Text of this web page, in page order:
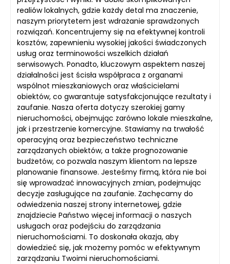
realiów lokalnych, gdzie każdy detal ma znaczenie,
naszym priorytetem jest wdrażanie sprawdzonych
rozwiązań. Koncentrujemy się na efektywnej kontroli
kosztów, zapewnieniu wysokiej jakości świadczonych
usług oraz terminowości wszelkich działań
serwisowych. Ponadto, kluczowym aspektem naszej
działalności jest ścisła współpraca z organami
wspólnot mieszkaniowych oraz właścicielami
obiektów, co gwarantuje satysfakcjonujące rezultaty i
zaufanie. Nasza oferta dotyczy szerokiej gamy
nieruchomości, obejmując zarówno lokale mieszkalne,
jak i przestrzenie komercyjne. Stawiamy na trwałość
operacyjną oraz bezpieczeństwo techniczne
zarządzanych obiektów, a także prognozowanie
budżetów, co pozwala naszym klientom na lepsze
planowanie finansowe. Jesteśmy firmą, która nie boi
się wprowadzać innowacyjnych zmian, podejmując
decyzje zasługujące na zaufanie. Zachęcamy do
odwiedzenia naszej strony internetowej, gdzie
znajdziecie Państwo więcej informacji o naszych
usługach oraz podejściu do zarządzania
nieruchomościami. To doskonała okazja, aby
dowiedzieć się, jak możemy pomóc w efektywnym
zarządzaniu Twoimi nieruchomościami.